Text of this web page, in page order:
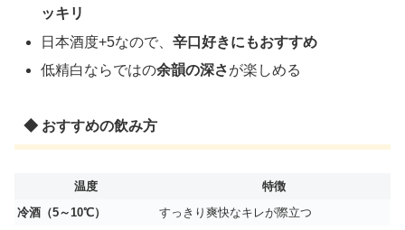
ッキリ
日本酒度+5なので、辛口好きにもおすすめ
低精白ならではの余韻の深さが楽しめる
◆ おすすめの飲み方
温度
特徴
冷酒（5～10℃）
すっきり爽快なキレが際立つ